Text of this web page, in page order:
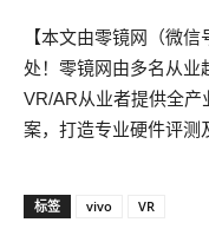
【本文由零镜网（微
处！零镜网由多名从业
VR/AR从业者提供全产
案，打造专业硬件评测
标签 vivo VR